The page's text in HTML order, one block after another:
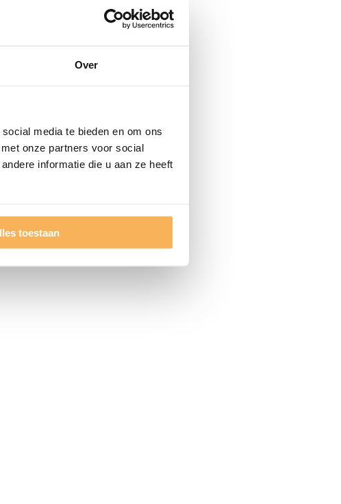
Over
media te bieden en om ons
onze partners voor social
informatie die u aan ze heeft
toestaan